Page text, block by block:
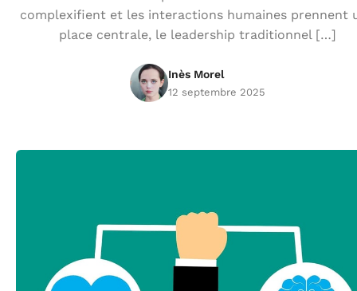
complexifient et les interactions humaines prennent
place centrale, le leadership traditionnel […]
Inès Morel
12 septembre 2025